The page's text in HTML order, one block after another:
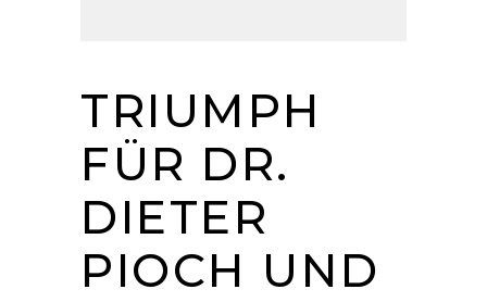
TRIUMPH
FÜR DR.
DIETER
PIOCH UND